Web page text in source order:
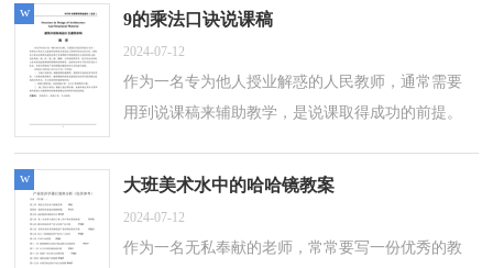
题教案，欢迎阅读，希望大家能够喜欢。中...
9的乘法口诀说课稿
2024-07-12
作为一名专为他人授业解惑的人民教师，通常需要
用到说课稿来辅助教学，是说课取得成功的前提。
理的9的乘法口诀说课稿，供大家参考借...
w
大班美术水中的哈哈镜教案
2024-07-12
作为一名无私奉献的老师，常常要写一份优秀的教
w